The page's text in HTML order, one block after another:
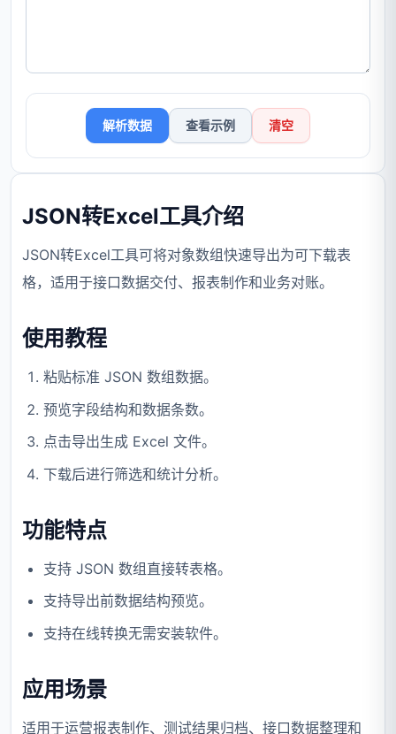
解析数据 查看示例 清空
JSON转Excel工具介绍
JSON转Excel工具可将对象数组快速导出为可下载表
格，适用于接口数据交付、报表制作和业务对账。
使用教程
粘贴标准 JSON 数组数据。
预览字段结构和数据条数。
点击导出生成 Excel 文件。
下载后进行筛选和统计分析。
功能特点
支持 JSON 数组直接转表格。
支持导出前数据结构预览。
支持在线转换无需安装软件。
应用场景
适用于运营报表制作、测试结果归档、接口数据整理和